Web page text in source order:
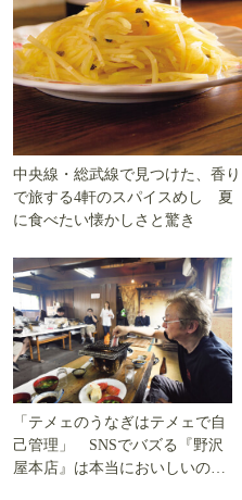
中央線・総武線で見つけた、香り
で旅する4軒のスパイスめし 夏
に食べたい懐かしさと驚き
「テメェのうなぎはテメェで自
己管理」 SNSでバズる『野沢
屋本店』は本当においしいの